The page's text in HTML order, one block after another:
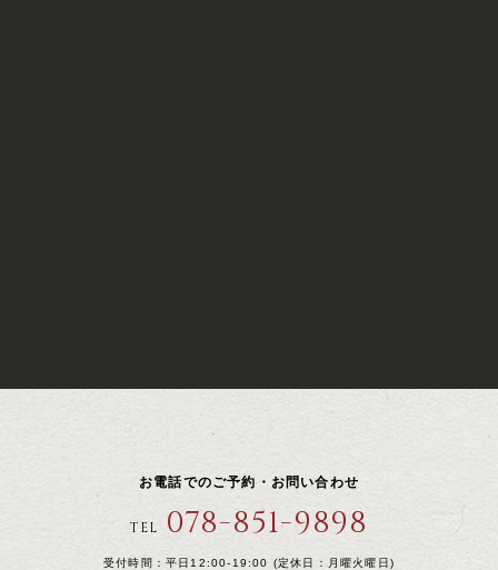
お電話でのご予約・お問い合わせ
TEL 078-851-9898
受付時間：平日12:00-19:00 (定休日：月曜火曜日)